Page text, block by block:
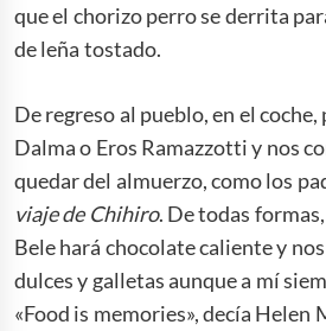
que el chorizo perro se derrita
de leña tostado.
De regreso al pueblo, en el
Dalma o Eros Ramazzotti y nos
quedar del almuerzo, como los
viaje de Chihiro. De todas
Bele hará chocolate caliente y
dulces y galletas aunque a mí
«Food is memories», decía Helen